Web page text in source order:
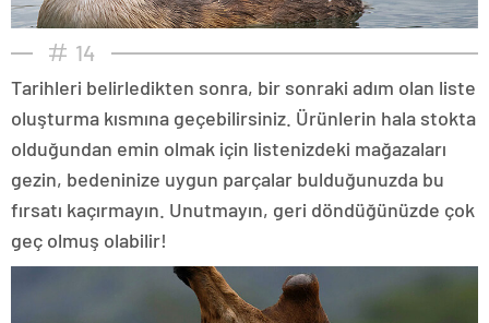
14
Tarihleri belirledikten sonra, bir sonraki adım olan liste
oluşturma kısmına geçebilirsiniz. Ürünlerin hala stokta
olduğundan emin olmak için listenizdeki mağazaları
gezin, bedeninize uygun parçalar bulduğunuzda bu
fırsatı kaçırmayın. Unutmayın, geri döndüğünüzde çok
geç olmuş olabilir!